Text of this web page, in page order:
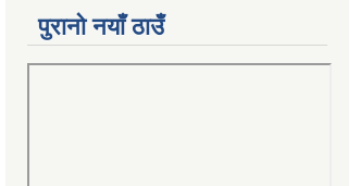
पुरानो नयाँ ठाउँ